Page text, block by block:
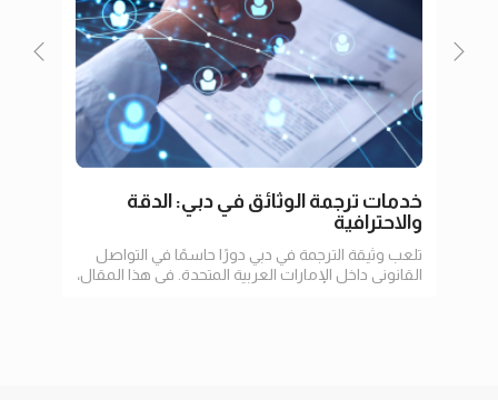
خدمات ترجمة الوثائق في دبي: الدقة
والاحترافية
تلعب وثيقة الترجمة في دبي دورًا حاسمًا في التواصل
القانوني داخل الإمارات العربية المتحدة. في هذا المقال،